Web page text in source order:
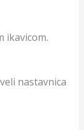
ikavicom.
nastavnica